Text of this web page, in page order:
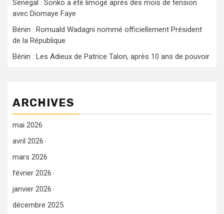
Sénégal : Sonko a été limogé après des mois de tension
avec Diomaye Faye
Bénin : Romuald Wadagni nommé officiellement Président
de la République
Bénin : Les Adieux de Patrice Talon, après 10 ans de pouvoir
ARCHIVES
mai 2026
avril 2026
mars 2026
février 2026
janvier 2026
décembre 2025